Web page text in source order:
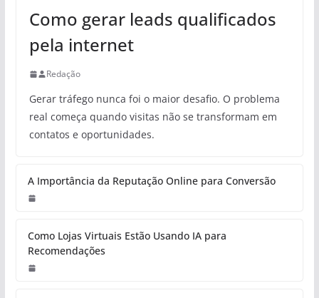
Como gerar leads qualificados
pela internet
Redação
Gerar tráfego nunca foi o maior desafio. O problema
real começa quando visitas não se transformam em
contatos e oportunidades.
A Importância da Reputação Online para Conversão
Como Lojas Virtuais Estão Usando IA para
Recomendações